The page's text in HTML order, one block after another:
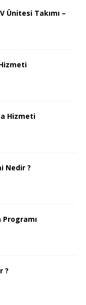
Ünitesi Takımı –
Hizmeti
Nedir ?
?